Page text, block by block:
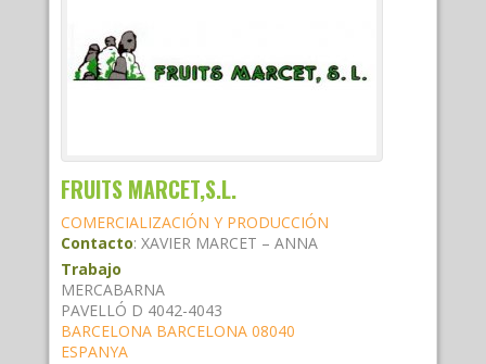
FRUITS MARCET,S.L.
COMERCIALIZACIÓN Y PRODUCCIÓN
Contacto: XAVIER MARCET – ANNA
Trabajo
MERCABARNA
PAVELLÓ D 4042-4043
BARCELONA BARCELONA 08040
ESPANYA